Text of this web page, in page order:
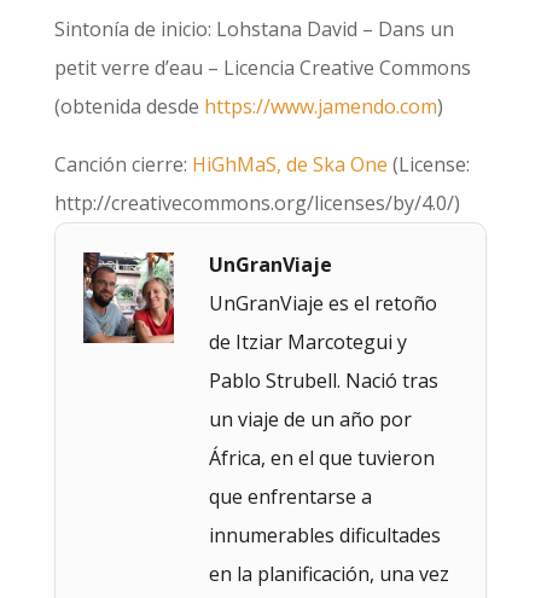
Sintonía de inicio: Lohstana David – Dans un
petit verre d’eau – Licencia Creative Commons
(obtenida desde https://www.jamendo.com)
Canción cierre: HiGhMaS, de Ska One (License:
http://creativecommons.org/licenses/by/4.0/)
UnGranViaje
UnGranViaje es el retoño
de Itziar Marcotegui y
Pablo Strubell. Nació tras
un viaje de un año por
África, en el que tuvieron
que enfrentarse a
innumerables dificultades
en la planificación, una vez